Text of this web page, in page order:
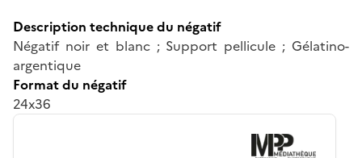
Description technique du négatif
Négatif noir et blanc ; Support pellicule ; Gélatino-
argentique
Format du négatif
24x36